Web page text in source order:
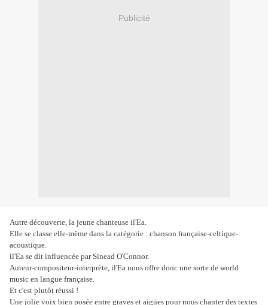
Publicité
Autre découverte, la jeune chanteuse il'Ea.
Elle se classe elle-même dans la catégorie : chanson française-celtique-
acoustique.
il'Ea se dit influencée par Sinead O'Connor.
Auteur-compositeur-interprète, il'Ea nous offre donc une sorte de world
music en langue française.
Et c'est plutôt réussi !
Une jolie voix bien posée entre graves et aigües pour nous chanter des textes